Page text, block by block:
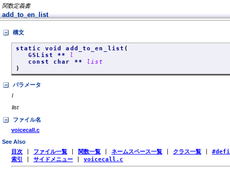
関数定義書
add_to_en_list
構文
static void add_to_en_list (
GSList **
l
const char **
list
)
パラメータ
l
list
ファイル名
voicecall.c
See Also
目次 ファイル一覧 関数一覧 ネームスペース一覧 クラス一覧
索引
サイドメニュー voicecall.c